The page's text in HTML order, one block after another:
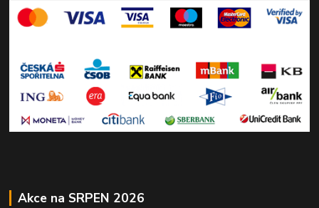
Akce na SRPEN 2026